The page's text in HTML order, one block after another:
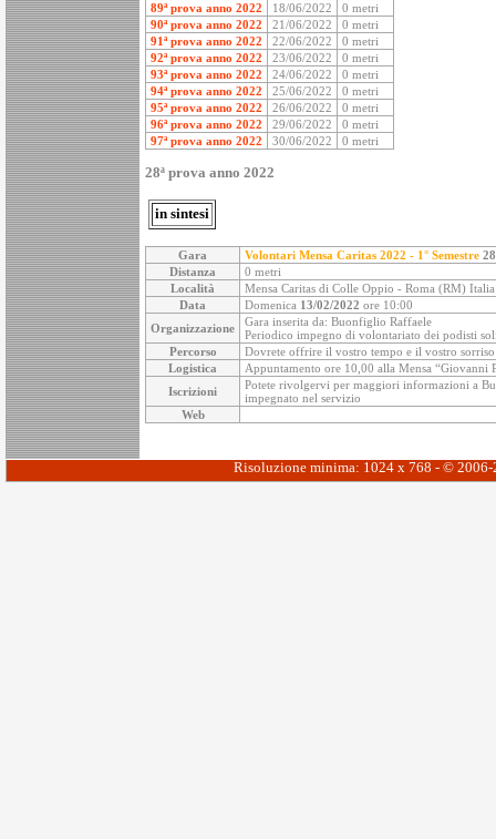
89ª prova anno 2022
18/06/2022
0 metri
90ª prova anno 2022
21/06/2022
0 metri
91ª prova anno 2022
22/06/2022
0 metri
92ª prova anno 2022
23/06/2022
0 metri
93ª prova anno 2022
24/06/2022
0 metri
94ª prova anno 2022
25/06/2022
0 metri
95ª prova anno 2022
26/06/2022
0 metri
96ª prova anno 2022
29/06/2022
0 metri
97ª prova anno 2022
30/06/2022 0 metri
28ª prova anno 2022
in sintesi
Gara Volontari Mensa Caritas 2022 - 1° Semestre
Distanza
0 metri
Località
Mensa Caritas di Colle Oppio - Roma (RM) Italia
Data
Domenica 13/02/2022 ore 10:00
Organizzazione
Gara inserita da: Buonfiglio Raffaele
Periodico impegno di volontariato dei podisti
Percorso
Dovrete offrire il vostro tempo e il vostro sorriso
Logistica
Appuntamento ore 10,00 alla Mensa
Iscrizioni
Potete rivolgervi per maggiori informazioni a
impegnato nel servizio
Web
Risoluzione minima: 1024 x 768 - ©